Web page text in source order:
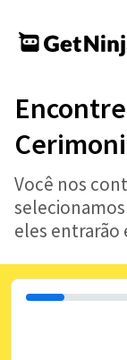
Você nos
eles